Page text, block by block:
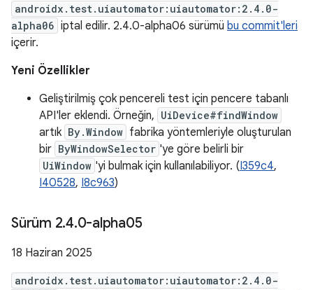
androidx.test.uiautomator:uiautomator:2.4.0-
alpha06 iptal edilir. 2.4.0-alpha06 sürümü bu commit'leri
içerir.
Yeni Özellikler
Geliştirilmiş çok pencereli test için pencere tabanlı
API'ler eklendi. Örneğin, UiDevice#findWindow
artık By.Window fabrika yöntemleriyle oluşturulan
bir ByWindowSelector 'ye göre belirli bir
UiWindow 'yi bulmak için kullanılabiliyor. (I359c4,
I40528, I8c963)
Sürüm 2.4.0-alpha05
18 Haziran 2025
androidx.test.uiautomator:uiautomator:2.4.0-